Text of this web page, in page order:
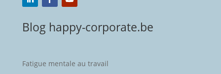
Blog happy-corporate.be
Fatigue mentale au travail